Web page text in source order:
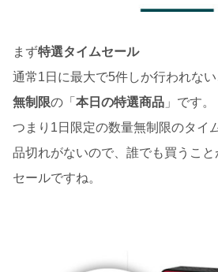
まず特選タイムセール
通常1日に最大で5件しか行われない
無制限の「 本日の特選商品 」です。
つまり1日限定の数量無制限のタイ
品切れがないので、誰でも買うこ
セールですね。